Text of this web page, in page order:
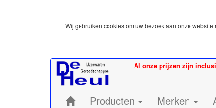
Wij gebruiken cookies om uw bezoek aan onze
Al onze prijzen zijn
Home:Producten Merken